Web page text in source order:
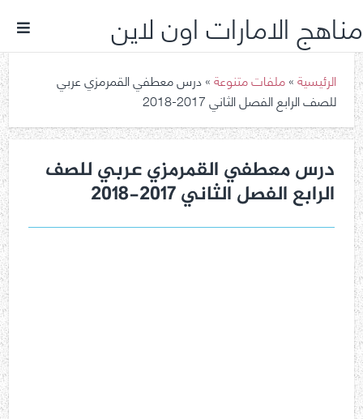
مناهج الامارات اون لاين
الرئيسية»ملفات متنوعة»درس معطفي القمرمزي عربي
للصف الرابع الفصل الثاني 2017-2018
درس معطفي القمرمزي عربي للصف
الرابع الفصل الثاني 2017-2018